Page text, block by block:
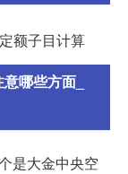
额子目计算
哪些方面_
是大金中央空